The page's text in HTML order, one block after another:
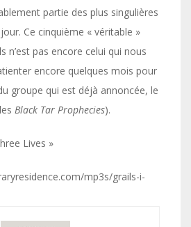
partie des plus singulières
Ce cinquième « véritable »
n’est pas encore celui qui nous
encore quelques mois pour
groupe qui est déjà annoncée, le
Black Tar Prophecies).
Lives »
mp3s/grails-i-